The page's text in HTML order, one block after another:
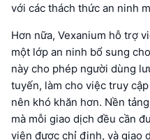
với các thách thức an ninh
Hơn nữa, Vexanium hỗ trợ
một lớp an ninh bổ sung
này cho phép người dùng
tuyến, làm cho việc truy
nên khó khăn hơn. Nền
mà mỗi giao dịch đều cần
viên được chỉ định, và giao